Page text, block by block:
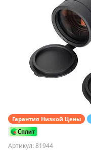
Гарантия Низкой Цены
Артикул: 81944